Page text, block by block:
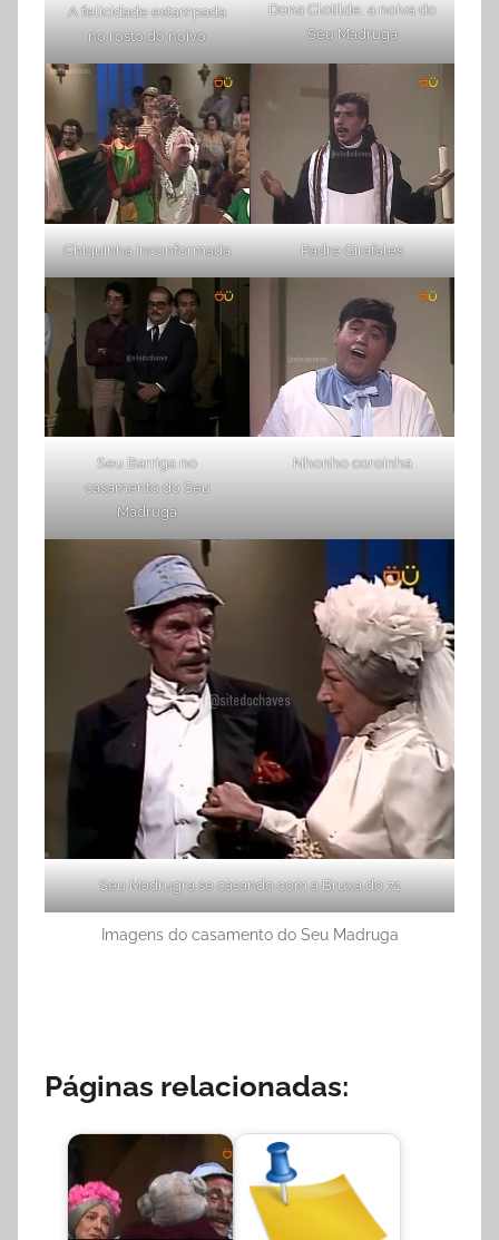
A felicidade estampada
no rosto do noivo
Dona Clotilde, a noiva do
Seu Madruga
Chiquinha inconformada Padre Girafales
Seu Barriga no
casamento do Seu
Madruga
Nhonho coroinha
Seu Madrugra se casando com a Bruxa do 71
Imagens do casamento do Seu Madruga
Páginas relacionadas: